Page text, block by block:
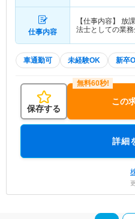
仕事内容
【仕事内容】 放
法士としての業
車通勤可 未経験OK 新卒
保存する
この
詳細